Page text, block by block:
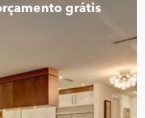
grátis